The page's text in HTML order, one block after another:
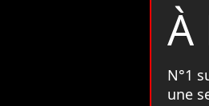
À
N°1
une